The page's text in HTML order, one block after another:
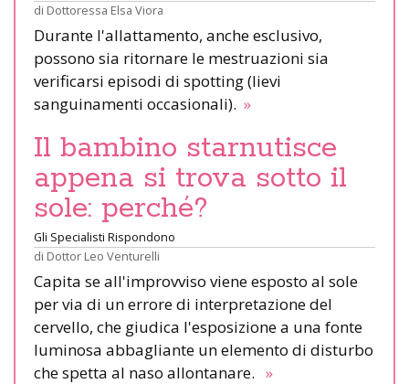
di Dottoressa Elsa Viora
Durante l'allattamento, anche esclusivo,
possono sia ritornare le mestruazioni sia
verificarsi episodi di spotting (lievi
sanguinamenti occasionali). »
Il bambino starnutisce
appena si trova sotto il
sole: perché?
Gli Specialisti Rispondono
di Dottor Leo Venturelli
Capita se all'improvviso viene esposto al sole
per via di un errore di interpretazione del
cervello, che giudica l'esposizione a una fonte
luminosa abbagliante un elemento di disturbo
che spetta al naso allontanare. »